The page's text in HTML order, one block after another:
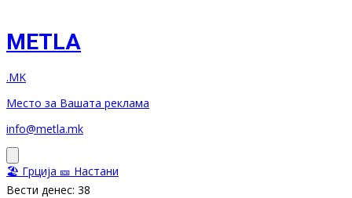
METLA
.MK
Место за Вашата реклама
info@metla.mk
🏖️ Грција 🎫 Настани
Вести денес: 38